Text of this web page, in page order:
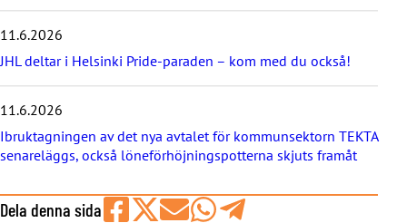
t
e
n
a
11.6.2026
JHL deltar i Helsinki Pride-paraden – kom med du också!
11.6.2026
Ibruktagningen av det nya avtalet för kommunsektorn TEKTA
senareläggs, också löneförhöjningspotterna skjuts framåt
Dela denna sida